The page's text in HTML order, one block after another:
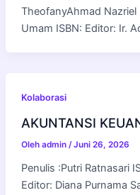
TheofanyAhmad
Umam ISBN: Editor: Ir.
Kolaborasi
AKUNTANSI
Oleh admin /Juni 26, 2026
Penulis :Putri Ratnasari
Editor: Diana Purnama